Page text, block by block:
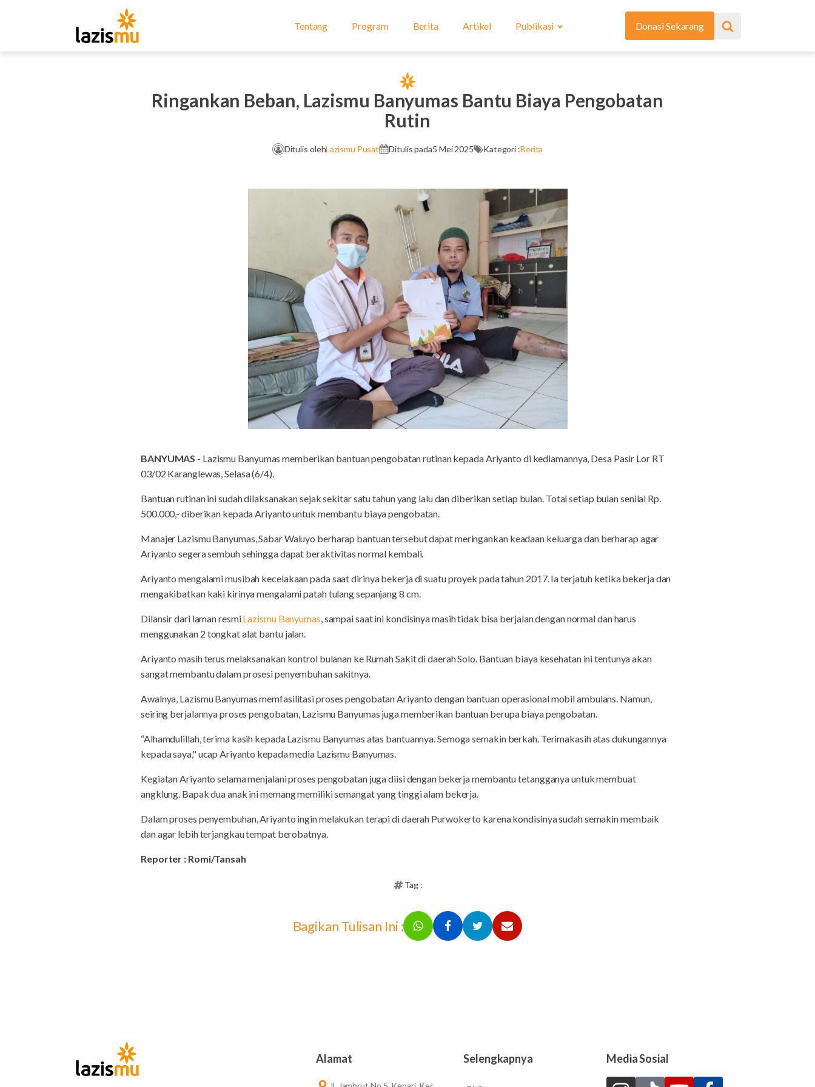
Tentang Program Berita Artikel Publikasi Donasi Sekarang
Ringankan Beban, Lazismu Banyumas Bantu Biaya Pengobatan
Rutin
Ditulis olehLazismu Pusat Ditulis pada5 Mei 2025 Kategori :Berita
BANYUMAS - Lazismu Banyumas memberikan bantuan pengobatan rutinan kepada Ariyanto di kediamannya, Desa Pasir Lor RT
03/02 Karanglewas, Selasa (6/4).
Bantuan rutinan ini sudah dilaksanakan sejak sekitar satu tahun yang lalu dan diberikan setiap bulan. Total setiap bulan senilai Rp.
500.000,- diberikan kepada Ariyanto untuk membantu biaya pengobatan.
Manajer Lazismu Banyumas, Sabar Waluyo berharap bantuan tersebut dapat meringankan keadaan keluarga dan berharap agar
Ariyanto segera sembuh sehingga dapat beraktivitas normal kembali.
Ariyanto mengalami musibah kecelakaan pada saat dirinya bekerja di suatu proyek pada tahun 2017. Ia terjatuh ketika bekerja dan
mengakibatkan kaki kirinya mengalami patah tulang sepanjang 8 cm.
Dilansir dari laman resmiLazismu Banyumas, sampai saat ini kondisinya masih tidak bisa berjalan dengan normal dan harus
menggunakan 2 tongkat alat bantu jalan.
Ariyanto masih terus melaksanakan kontrol bulanan ke Rumah Sakit di daerah Solo. Bantuan biaya kesehatan ini tentunya akan
sangat membantu dalam prosesi penyembuhan sakitnya.
Awalnya, Lazismu Banyumas memfasilitasi proses pengobatan Ariyanto dengan bantuan operasional mobil ambulans. Namun,
seiring berjalannya proses pengobatan, Lazismu Banyumas juga memberikan bantuan berupa biaya pengobatan.
“Alhamdulillah, terima kasih kepada Lazismu Banyumas atas bantuannya. Semoga semakin berkah. Terimakasih atas dukungannya
kepada saya," ucap Ariyanto kepada media Lazismu Banyumas.
Kegiatan Ariyanto selama menjalani proses pengobatan juga diisi dengan bekerja membantu tetangganya untuk membuat
angklung. Bapak dua anak ini memang memiliki semangat yang tinggi alam bekerja.
Dalam proses penyembuhan, Ariyanto ingin melakukan terapi di daerah Purwokerto karena kondisinya sudah semakin membaik
dan agar lebih terjangkau tempat berobatnya.
Reporter : Romi/Tansah
Tag :
Bagikan Tulisan Ini :
Alamat Selengkapnya Media Sosial